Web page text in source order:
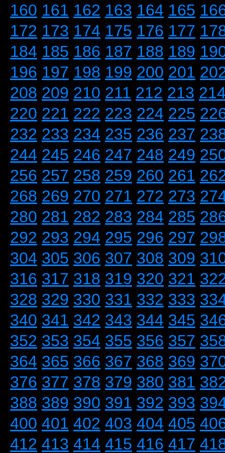
160 161 162 163 164 165
172 173 174 175 176 177
184 185 186 187 188 189
196 197 198 199 200 201
208 209 210 211 212 213
220 221 222 223 224 225
232 233 234 235 236 237
244 245 246 247 248 249
256 257 258 259 260 261
268 269 270 271 272 273
280 281 282 283 284 285
292 293 294 295 296 297
304 305 306 307 308 309
316 317 318 319 320 321
328 329 330 331 332 333
340 341 342 343 344 345
352 353 354 355 356 357
364 365 366 367 368 369
376 377 378 379 380 381
388 389 390 391 392 393
400 401 402 403 404 405
412 413 414 415 416 417